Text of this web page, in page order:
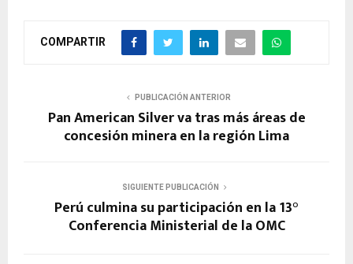
COMPARTIR
PUBLICACIÓN ANTERIOR
Pan American Silver va tras más áreas de
concesión minera en la región Lima
SIGUIENTE PUBLICACIÓN
Perú culmina su participación en la 13°
Conferencia Ministerial de la OMC